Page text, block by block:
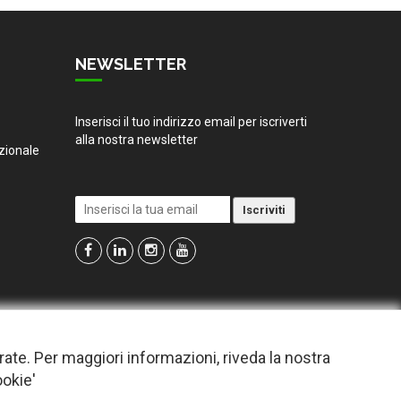
NEWSLETTER
Inserisci il tuo indirizzo email per iscriverti
alla nostra newsletter
Per maggiori informazioni, riveda la nostra